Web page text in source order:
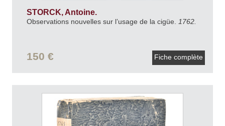
STORCK, Antoine.
Observations nouvelles sur l’usage de la cigüe. 1762.
150 € Fiche complète